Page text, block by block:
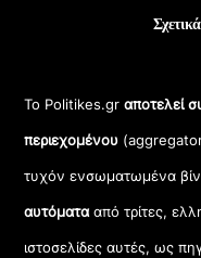
Το Politikes.grαποτελεί
περιεχομένου
τυχόν ενσωματωμένα
αυτόματααπό τρίτες,
ιστοσελίδες αυτές, ως